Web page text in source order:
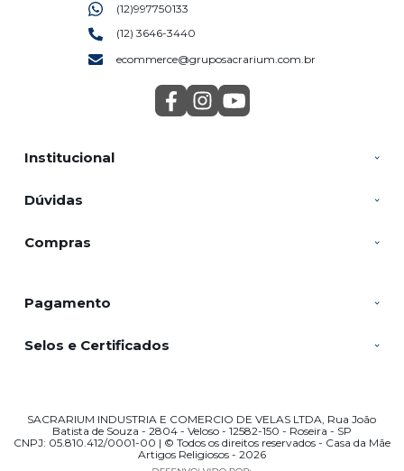
Institucional
Dúvidas
Compras
(12)997750133
(12) 3646-3440
ecommerce@gruposacrarium.com.br
Pagamento
Selos e Certificados
SACRARIUM INDUSTRIA E COMERCIO DE VELAS LTDA, Rua João
Batista de Souza - 2804 - Veloso - 12582-150 - Roseira - SP
CNPJ: 05.810.412/0001-00 | © Todos os direitos reservados - Casa da Mãe
Artigos Religiosos - 2026